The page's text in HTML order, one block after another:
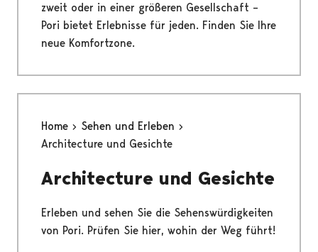
zweit oder in einer größeren Gesellschaft –
Pori bietet Erlebnisse für jeden. Finden Sie Ihre
neue Komfortzone.
Home
Sehen und Erleben
Architecture und Gesichte
Architecture und Gesichte
Erleben und sehen Sie die Sehenswürdigkeiten
von Pori. Prüfen Sie hier, wohin der Weg führt!